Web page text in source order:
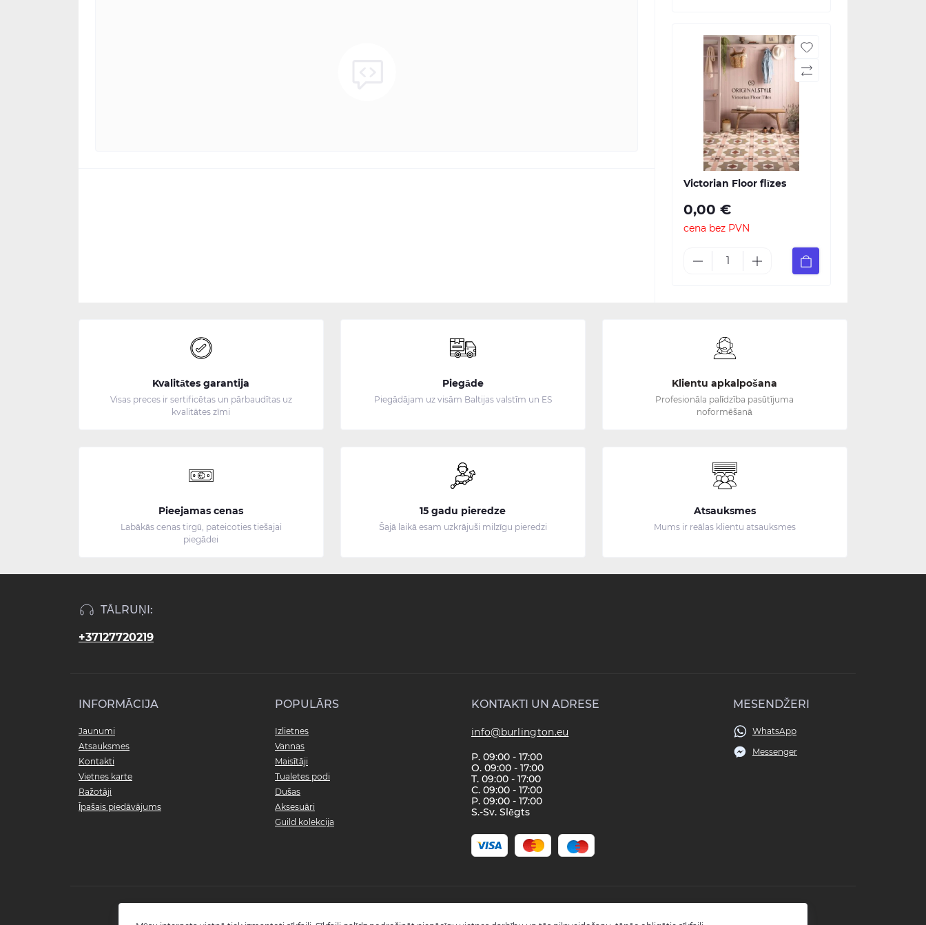
Victorian Floor flīzes
0,00 €
cena bez PVN
Kvalitātes garantija
Visas preces ir sertificētas un pārbaudītas uz
kvalitātes zīmi
Piegāde
Piegādājam uz visām Baltijas valstīm un ES
Klientu apkalpošana
Profesionāla palīdzība pasūtījuma
noformēšanā
Pieejamas cenas
Labākās cenas tirgū, pateicoties tiešajai
piegādei
15 gadu pieredze
Šajā laikā esam uzkrājuši milzīgu pieredzi
Atsauksmes
Mums ir reālas klientu atsauksmes
TĀLRUŅI:
+37127720219
INFORMĀCIJA
Jaunumi
Atsauksmes
Kontakti
Vietnes karte
Ražotāji
Īpašais piedāvājums
POPULĀRS
Izlietnes
Vannas
Maisītāji
Tualetes podi
Dušas
Aksesuāri
Guild kolekcija
KONTAKTI UN ADRESE
info@burlington.eu
P. 09:00 - 17:00
O. 09:00 - 17:00
T. 09:00 - 17:00
C. 09:00 - 17:00
P. 09:00 - 17:00
S.-Sv. Slēgts
MESENDŽERI
WhatsApp
Messenger